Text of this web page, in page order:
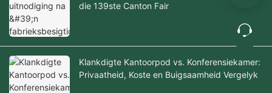
die 139ste Canton Fair
Klankdigte Kantoorpod vs. Konferensiekamer:
Privaatheid, Koste en Buigsaamheid Vergelyk